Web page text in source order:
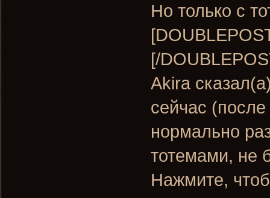
Но только с
[/
Akira
сейчас
нормально
тотемами, не
Нажмите,